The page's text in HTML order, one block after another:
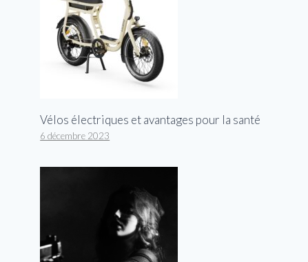
Vélos électriques et avantages pour la santé
6 décembre 2023